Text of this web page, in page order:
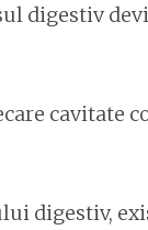
digestiv
cavitate
digestiv,